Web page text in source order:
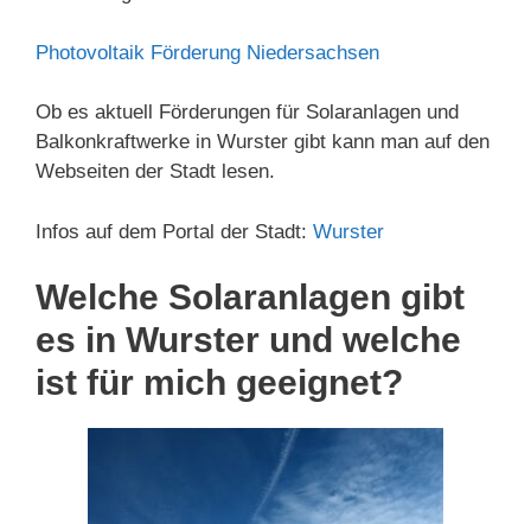
Photovoltaik Förderung Niedersachsen
Ob es aktuell Förderungen für Solaranlagen und
Balkonkraftwerke in Wurster gibt kann man auf den
Webseiten der Stadt lesen.
Infos auf dem Portal der Stadt: Wurster
Welche Solaranlagen gibt
es in Wurster und welche
ist für mich geeignet?